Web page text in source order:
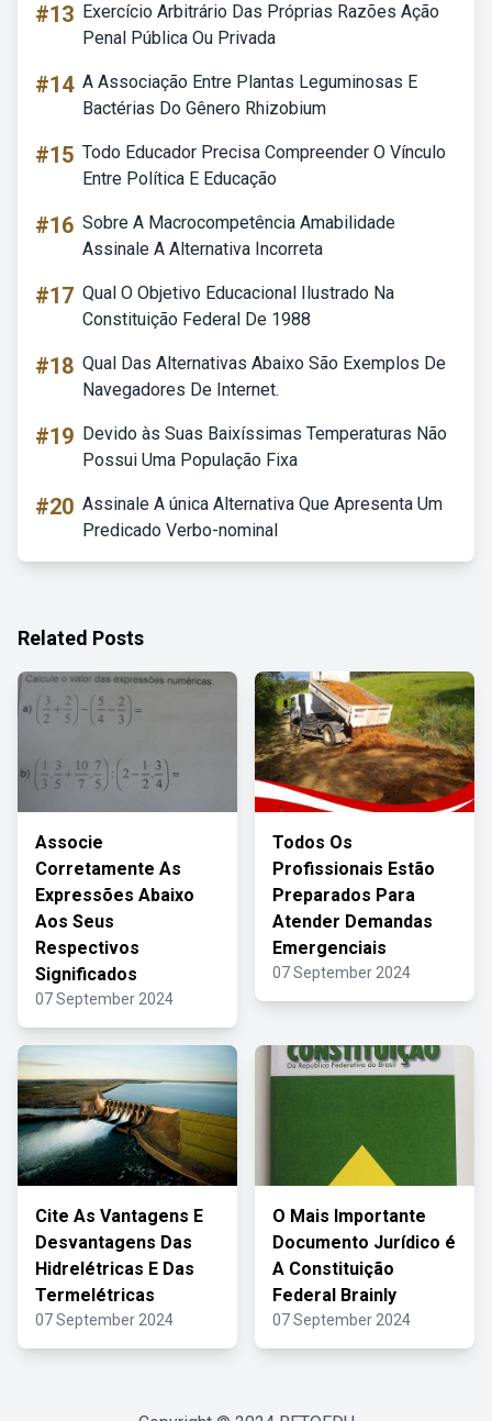
#13 Exercício Arbitrário Das Próprias Razões Ação
Penal Pública Ou Privada
#14 A Associação Entre Plantas Leguminosas E
Bactérias Do Gênero Rhizobium
#15 Todo Educador Precisa Compreender O Vínculo
Entre Política E Educação
#16 Sobre A Macrocompetência Amabilidade
Assinale A Alternativa Incorreta
#17 Qual O Objetivo Educacional Ilustrado Na
Constituição Federal De 1988
#18 Qual Das Alternativas Abaixo São Exemplos De
Navegadores De Internet.
#19 Devido às Suas Baixíssimas Temperaturas Não
Possui Uma População Fixa
#20 Assinale A única Alternativa Que Apresenta Um
Predicado Verbo-nominal
Related Posts
Associe
Corretamente As
Expressões Abaixo
Aos Seus
Respectivos
Significados
07 September 2024
Todos Os
Profissionais Estão
Preparados Para
Atender Demandas
Emergenciais
07 September 2024
Cite As Vantagens E
Desvantagens Das
Hidrelétricas E Das
Termelétricas
07 September 2024
O Mais Importante
Documento Jurídico é
A Constituição
Federal Brainly
07 September 2024